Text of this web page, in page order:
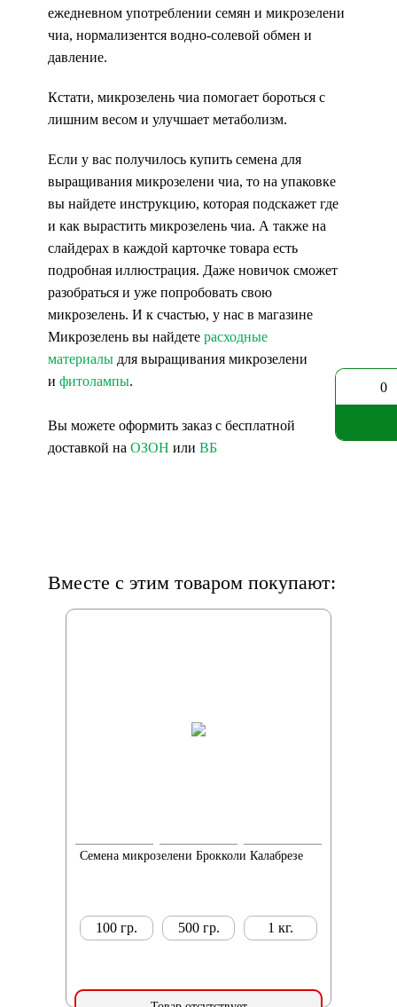
0
ежедневном употреблении семян и микрозелени
чиа, нормализентся водно-солевой обмен и
давление.
Кстати, микрозелень чиа помогает бороться с
лишним весом и улучшает метаболизм.
Если у вас получилось купить семена для
выращивания микрозелени чиа, то на упаковке
вы найдете инструкцию, которая подскажет где
и как вырастить микрозелень чиа. А также на
слайдерах в каждой карточке товара есть
подробная иллюстрация. Даже новичок сможет
разобраться и уже попробовать свою
микрозелень. И к счастью, у нас в магазине
Микрозелень вы найдете расходные
материалы для выращивания микрозелени
и фитолампы.
Вы можете оформить заказ с бесплатной
доставкой на ОЗОН или ВБ
Вместе с этим товаром покупают:
Семена микрозелени Брокколи Калабрезе
100 гр. 500 гр. 1 кг.